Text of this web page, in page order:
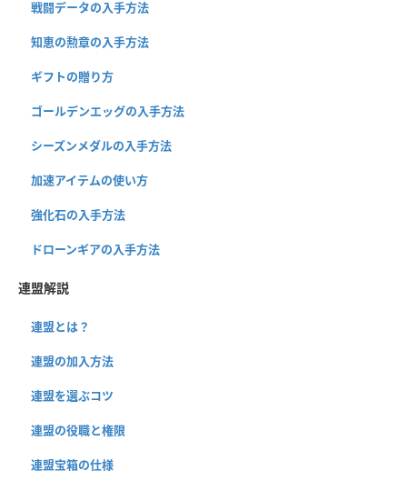
戦闘データの入手方法
知恵の勲章の入手方法
ギフトの贈り方
ゴールデンエッグの入手方法
シーズンメダルの入手方法
加速アイテムの使い方
強化石の入手方法
ドローンギアの入手方法
連盟解説
連盟とは？
連盟の加入方法
連盟を選ぶコツ
連盟の役職と権限
連盟宝箱の仕様